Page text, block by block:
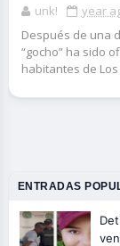
unk!
year
Después de una
“gocho” ha sido
habitantes de Los
ENTRADAS